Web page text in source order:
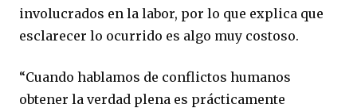
involucrados en la labor, por lo que explica que
esclarecer lo ocurrido es algo muy costoso.
“Cuando hablamos de conflictos humanos
obtener la verdad plena es prácticamente